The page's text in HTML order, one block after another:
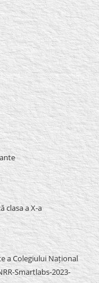
clasa a X-a
a Colegiului Național
Smartlabs-2023-